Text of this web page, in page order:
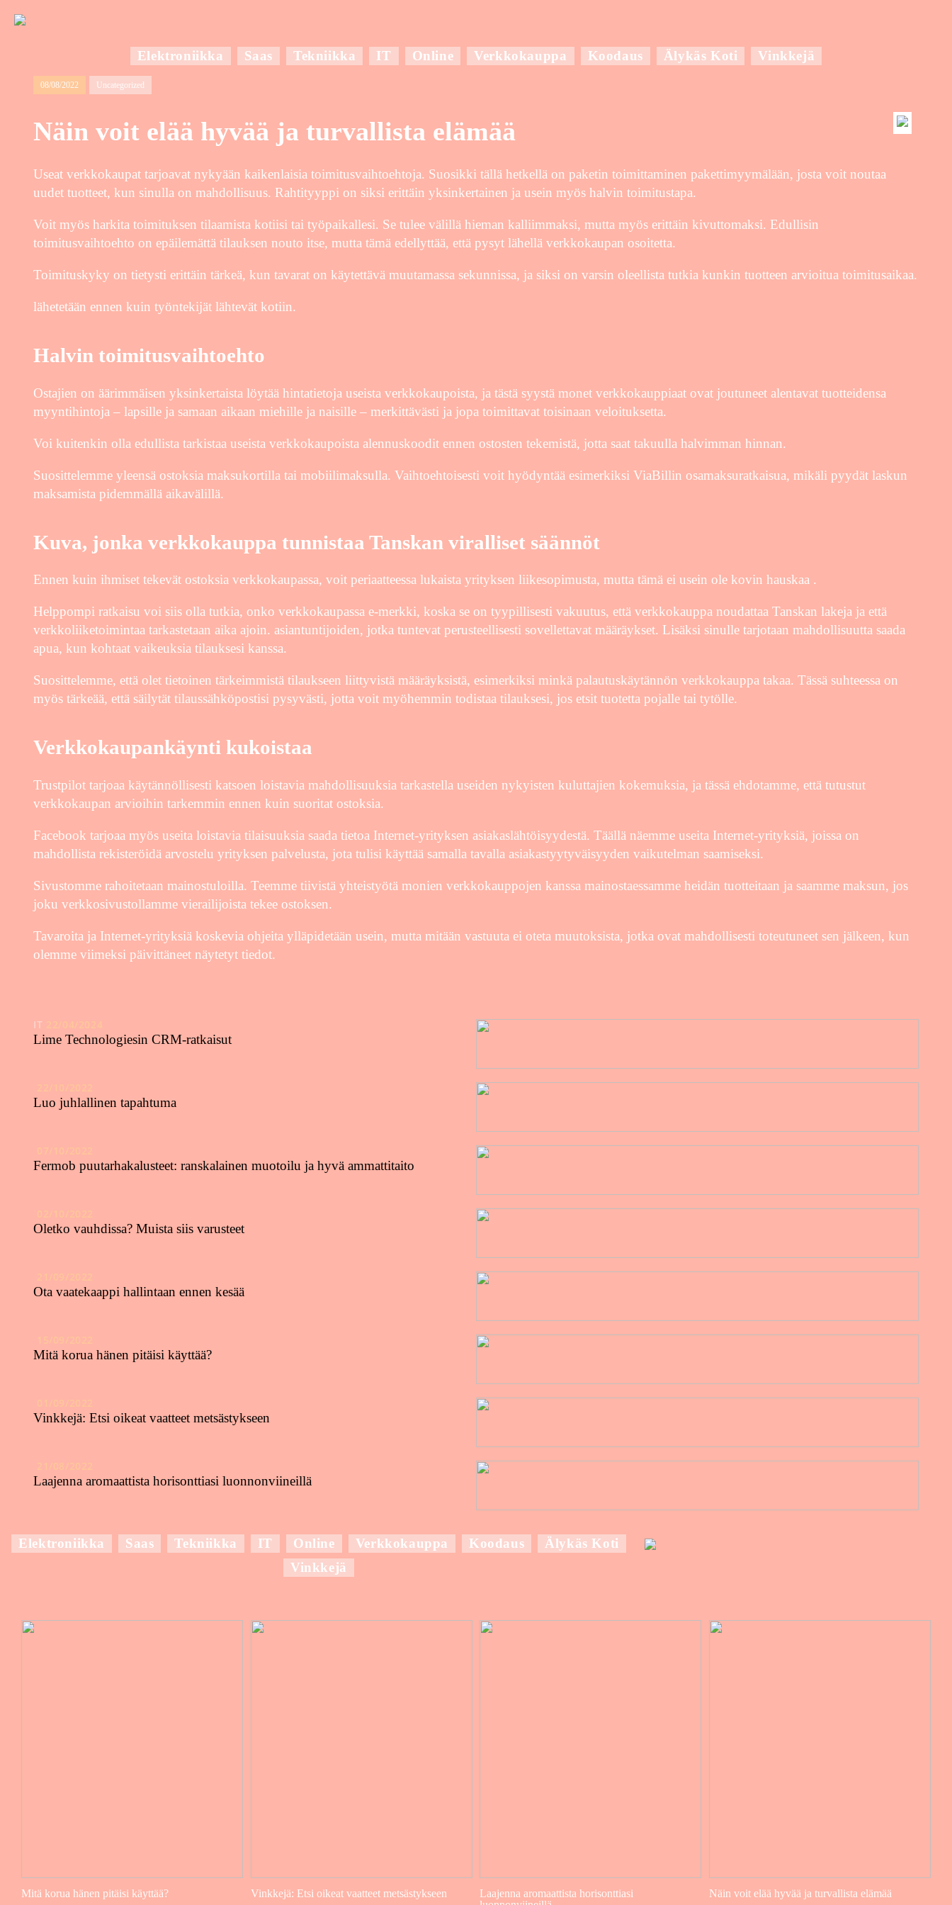
Elektroniikka Saas Tekniikka IT Online Verkkokauppa Koodaus Älykäs Koti Vinkkejä
08/08/2022 Uncategorized
Näin voit elää hyvää ja turvallista elämää
Useat verkkokaupat tarjoavat nykyään kaikenlaisia toimitusvaihtoehtoja. Suosikki tällä hetkellä on paketin toimittaminen pakettimyymälään, josta voit noutaa
uudet tuotteet, kun sinulla on mahdollisuus. Rahtityyppi on siksi erittäin yksinkertainen ja usein myös halvin toimitustapa.
Voit myös harkita toimituksen tilaamista kotiisi tai työpaikallesi. Se tulee välillä hieman kalliimmaksi, mutta myös erittäin kivuttomaksi. Edullisin
toimitusvaihtoehto on epäilemättä tilauksen nouto itse, mutta tämä edellyttää, että pysyt lähellä verkkokaupan osoitetta.
Toimituskyky on tietysti erittäin tärkeä, kun tavarat on käytettävä muutamassa sekunnissa, ja siksi on varsin oleellista tutkia kunkin tuotteen arvioitua toimitusaikaa.
lähetetään ennen kuin työntekijät lähtevät kotiin.
Halvin toimitusvaihtoehto
Ostajien on äärimmäisen yksinkertaista löytää hintatietoja useista verkkokaupoista, ja tästä syystä monet verkkokauppiaat ovat joutuneet alentavat tuotteidensa
myyntihintoja – lapsille ja samaan aikaan miehille ja naisille – merkittävästi ja jopa toimittavat toisinaan veloituksetta.
Voi kuitenkin olla edullista tarkistaa useista verkkokaupoista alennuskoodit ennen ostosten tekemistä, jotta saat takuulla halvimman hinnan.
Suosittelemme yleensä ostoksia maksukortilla tai mobiilimaksulla. Vaihtoehtoisesti voit hyödyntää esimerkiksi ViaBillin osamaksuratkaisua, mikäli pyydät laskun
maksamista pidemmällä aikavälillä.
Kuva, jonka verkkokauppa tunnistaa Tanskan viralliset säännöt
Ennen kuin ihmiset tekevät ostoksia verkkokaupassa, voit periaatteessa lukaista yrityksen liikesopimusta, mutta tämä ei usein ole kovin hauskaa .
Helppompi ratkaisu voi siis olla tutkia, onko verkkokaupassa e-merkki, koska se on tyypillisesti vakuutus, että verkkokauppa noudattaa Tanskan lakeja ja että
verkkoliiketoimintaa tarkastetaan aika ajoin. asiantuntijoiden, jotka tuntevat perusteellisesti sovellettavat määräykset. Lisäksi sinulle tarjotaan mahdollisuutta saada
apua, kun kohtaat vaikeuksia tilauksesi kanssa.
Suosittelemme, että olet tietoinen tärkeimmistä tilaukseen liittyvistä määräyksistä, esimerkiksi minkä palautuskäytännön verkkokauppa takaa. Tässä suhteessa on
myös tärkeää, että säilytät tilaussähköpostisi pysyvästi, jotta voit myöhemmin todistaa tilauksesi, jos etsit tuotetta pojalle tai tytölle.
Verkkokaupankäynti kukoistaa
Trustpilot tarjoaa käytännöllisesti katsoen loistavia mahdollisuuksia tarkastella useiden nykyisten kuluttajien kokemuksia, ja tässä ehdotamme, että tutustut
verkkokaupan arvioihin tarkemmin ennen kuin suoritat ostoksia.
Facebook tarjoaa myös useita loistavia tilaisuuksia saada tietoa Internet-yrityksen asiakaslähtöisyydestä. Täällä näemme useita Internet-yrityksiä, joissa on
mahdollista rekisteröidä arvostelu yrityksen palvelusta, jota tulisi käyttää samalla tavalla asiakastyytyväisyyden vaikutelman saamiseksi.
Sivustomme rahoitetaan mainostuloilla. Teemme tiivistä yhteistyötä monien verkkokauppojen kanssa mainostaessamme heidän tuotteitaan ja saamme maksun, jos
joku verkkosivustollamme vierailijoista tekee ostoksen.
Tavaroita ja Internet-yrityksiä koskevia ohjeita ylläpidetään usein, mutta mitään vastuuta ei oteta muutoksista, jotka ovat mahdollisesti toteutuneet sen jälkeen, kun
olemme viimeksi päivittäneet näytetyt tiedot.
IT
Lime Technologiesin CRM-ratkaisut
Luo juhlallinen tapahtuma
Fermob puutarhakalusteet: ranskalainen muotoilu ja hyvä ammattitaito
Oletko vauhdissa? Muista siis varusteet
Ota vaatekaappi hallintaan ennen kesää
Mitä korua hänen pitäisi käyttää?
Vinkkejä: Etsi oikeat vaatteet metsästykseen
Laajenna aromaattista horisonttiasi luonnonviineillä
Elektroniikka Saas Tekniikka IT Online Verkkokauppa Koodaus
Älykäs Koti
Vinkkejä
Mitä korua hänen pitäisi käyttää? Vinkkejä: Etsi oikeat vaatteet metsästykseen
Laajenna aromaattista horisonttiasi
Näin voit elää hyvää ja turvallista elämää